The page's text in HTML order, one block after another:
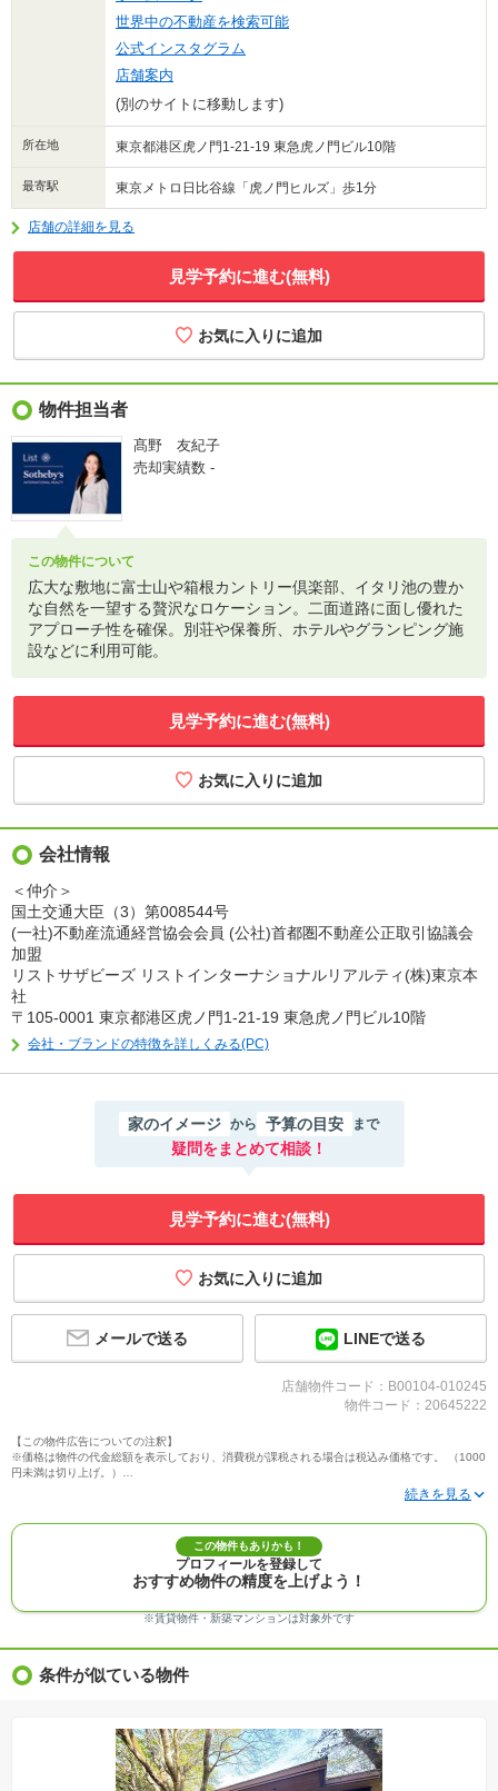
世界中の不動産を検索可能
公式インスタグラム
店舗案内
(別のサイトに移動します)
所在地 東京都港区虎ノ門1-21-19 東急虎ノ門ビル10階
最寄駅 東京メトロ日比谷線「虎ノ門ヒルズ」歩1分
店舗の詳細を見る
見学予約に進む(無料)
物件担当者
髙野 友紀子
売却実績数 -
この物件について
広大な敷地に富士山や箱根カントリー倶楽部、イタリ池の豊か
な自然を一望する贅沢なロケーション。二面道路に面し優れた
アプローチ性を確保。別荘や保養所、ホテルやグランピング施
設などに利用可能。
見学予約に進む(無料)
会社情報
＜仲介＞
国土交通大臣（3）第008544号
(一社)不動産流通経営協会会員 (公社)首都圏不動産公正取引協議会
加盟
リストサザビーズ リストインターナショナルリアルティ(株)東京本
社
〒105-0001 東京都港区虎ノ門1-21-19 東急虎ノ門ビル10階
会社・ブランドの特徴を詳しくみる(PC)
家のイメージ から 予算の目安 まで
疑問をまとめて相談！
見学予約に進む(無料)
メールで送る LINEで送る
店舗物件コード：B00104-010245
物件コード：20645222
【この物件広告についての注釈】
※価格は物件の代金総額を表示しており、消費税が課税される場合は税込み価格です。 （1000
円未満は切り上げ。）
※写真に写っている、またはパース（絵）や間取り図に描かれている家具や車などは、特にコ
※建築条件付き土地価格には、建物価格は含まれません。
※物件情報は、原則として情報提供日の２日前に最終確認した情報です。
※完成予想図はいずれも外構、植栽、外観等実際のものとは多少異なることがあります。
※モデルルーム・モデルハウス・展示場・ショールームの画像の場合、今回販売の物件と異な
※ＣＧ合成の画像の場合、実際とは多少異なる場合があります。
※物件特徴：販売戸数が複数の物件は、全ての住戸に該当しない項目もあります。
※価格更新：物件価格が変更された日から１週間表示されます。
※建築条件土地の情報内に掲載されている、建物プラン例は、土地購入者の設計プランの参考
の一例であって、プランの採用可否は任意です。
※土地（建築条件なし）で「建物プラン例」が表記してある時、そのプラン例は特定の建築請
負会社によるもので、当該建築請負会社以外で建てた場合、同様のものが同価格で建てられる
この物件もありかも！
プロフィールを登録して
おすすめ物件の精度を上げよう！
※賃貸物件・新築マンションは対象外です
条件が似ている物件